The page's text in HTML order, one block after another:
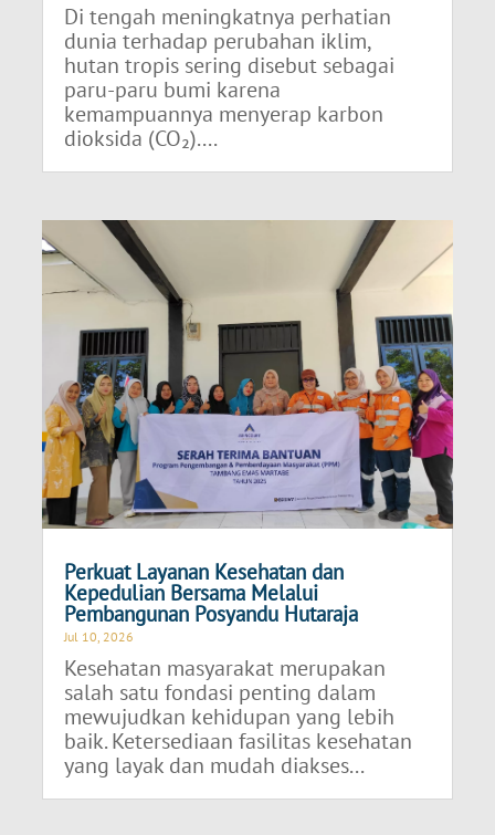
Di tengah meningkatnya perhatian
dunia terhadap perubahan iklim,
hutan tropis sering disebut sebagai
paru-paru bumi karena
kemampuannya menyerap karbon
dioksida (CO₂)....
Perkuat Layanan Kesehatan dan
Kepedulian Bersama Melalui
Pembangunan Posyandu Hutaraja
Jul 10, 2026
Kesehatan masyarakat merupakan
salah satu fondasi penting dalam
mewujudkan kehidupan yang lebih
baik. Ketersediaan fasilitas kesehatan
yang layak dan mudah diakses...